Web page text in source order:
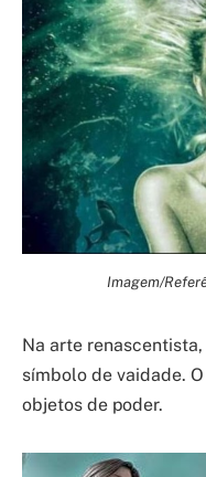
Imagem/
Na arte
símbolo de vaidade.
objetos de poder.